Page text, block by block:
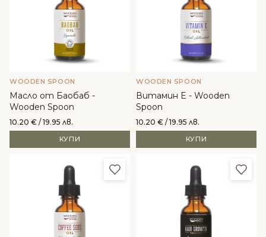
WOODEN SPOON
Масло от Баобаб -
Wooden Spoon
10.20 € / 19.95 лв.
КУПИ
WOODEN SPOON
Витамин E - Wooden
Spoon
10.20 € / 19.95 лв.
КУПИ
Добави в любими